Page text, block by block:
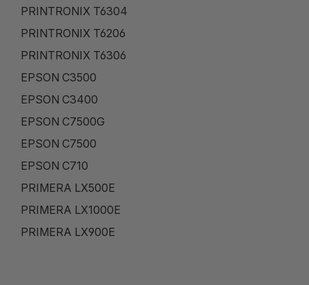
PRINTRONIX T6304
PRINTRONIX T6206
PRINTRONIX T6306
EPSON C3500
EPSON C3400
EPSON C7500G
EPSON C7500
EPSON C710
PRIMERA LX500E
PRIMERA LX1000E
PRIMERA LX900E